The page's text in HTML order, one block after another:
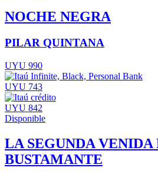
NOCHE NEGRA
PILAR QUINTANA
UYU 990
UYU 743
UYU 842
Disponible
LA SEGUNDA
BUSTAMANTE